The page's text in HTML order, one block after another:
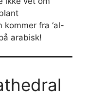
kommer fra ‘al-
arabisk!